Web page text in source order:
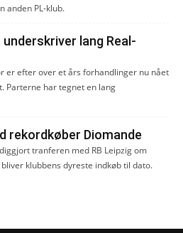
anden PL-klub.
lang Real-
er efter over et års forhandlinger nu nået
Parterne har tegnet en lang
rekordkøber Diomande
tranferen med RB Leipzig om
klubbens dyreste indkøb til dato.